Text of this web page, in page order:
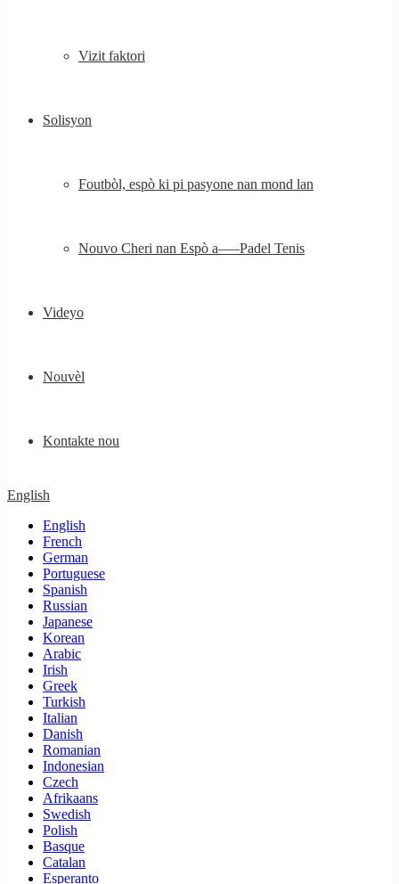
Vizit faktori
Solisyon
Foutbòl, espò ki pi pasyone nan mond lan
Nouvo Cheri nan Espò a—–Padel Tenis
Videyo
Nouvèl
Kontakte nou
English
English
French
German
Portuguese
Spanish
Russian
Japanese
Korean
Arabic
Irish
Greek
Turkish
Italian
Danish
Romanian
Indonesian
Czech
Afrikaans
Swedish
Polish
Basque
Catalan
Esperanto